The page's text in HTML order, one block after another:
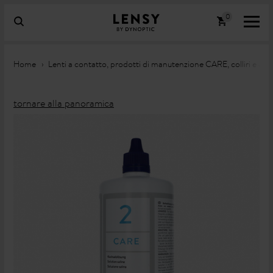
Home Lenti a contatto, prodotti di manutenzione CARE, colliri e
tornare alla panoramica